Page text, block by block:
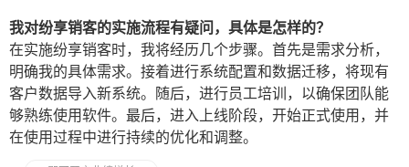
我对纷享销客的实施流程有疑问，具体是怎样的？
在实施纷享销客时，我将经历几个步骤。首先是需求分析，
明确我的具体需求。接着进行系统配置和数据迁移，将现有
客户数据导入新系统。随后，进行员工培训，以确保团队能
够熟练使用软件。最后，进入上线阶段，开始正式使用，并
在使用过程中进行持续的优化和调整。